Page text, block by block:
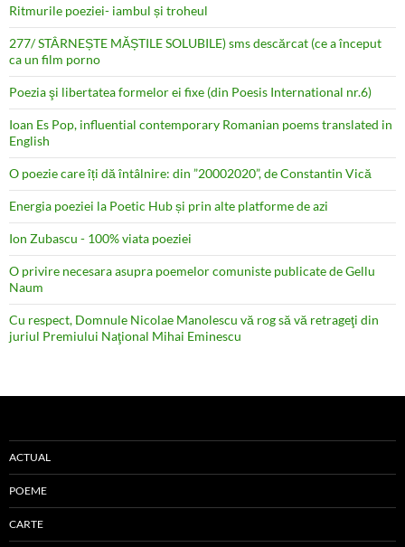
Ritmurile poeziei- iambul și troheul
277/ STÂRNEȘTE MĂȘTILE SOLUBILE) sms descărcat (ce a început
ca un film porno
Poezia şi libertatea formelor ei fixe (din Poesis International nr.6)
Ioan Es Pop, influential contemporary Romanian poems translated in
English
O poezie care îți dă întâlnire: din ”20002020”, de Constantin Vică
Energia poeziei la Poetic Hub și prin alte platforme de azi
Ion Zubascu - 100% viata poeziei
O privire necesara asupra poemelor comuniste publicate de Gellu
Naum
Cu respect, Domnule Nicolae Manolescu vă rog să vă retrageţi din
juriul Premiului Naţional Mihai Eminescu
ACTUAL
POEME
CARTE